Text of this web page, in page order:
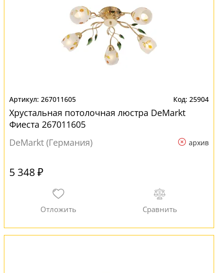
267011605 25904
Хрустальная потолочная люстра DeMarkt
Фиеста 267011605
DeMarkt (Германия)
архив
5 348 ₽